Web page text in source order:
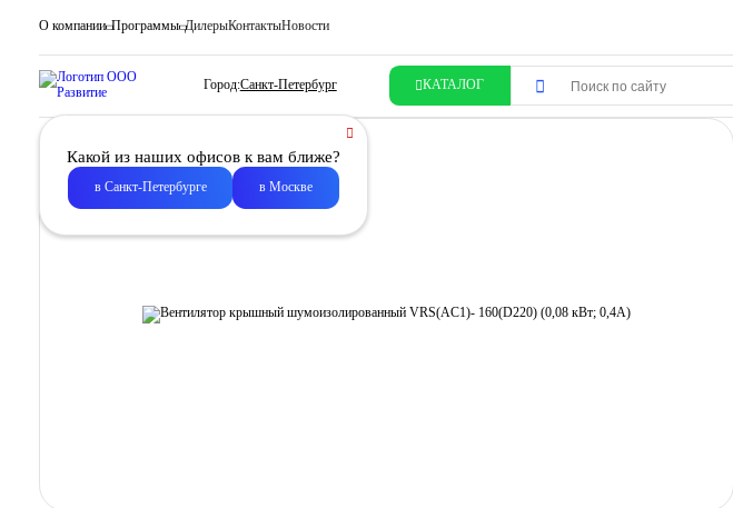
О компании Программы ДилерыКонтактыНовости
Город:Санкт-Петербург КАТАЛОГ
Какой из наших офисов к вам ближе?
в Санкт-Петербурге в Москве